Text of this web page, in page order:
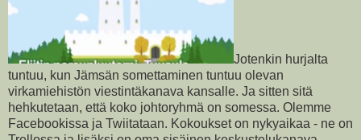
Jotenkin hurjalta
tuntuu, kun Jämsän somettaminen tuntuu olevan
virkamiehistön viestintäkanava kansalle. Ja sitten sitä
hehkutetaan, että koko johtoryhmä on somessa. Olemme
Facebookissa ja Twiitataan. Kokoukset on nykyaikaa - ne on